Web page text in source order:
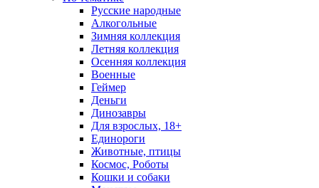
Русские народные
Алкогольные
Зимняя коллекция
Летняя коллекция
Осенняя коллекция
Военные
Геймер
Деньги
Динозавры
Для взрослых, 18+
Единороги
Животные, птицы
Космос, Роботы
Кошки и собаки